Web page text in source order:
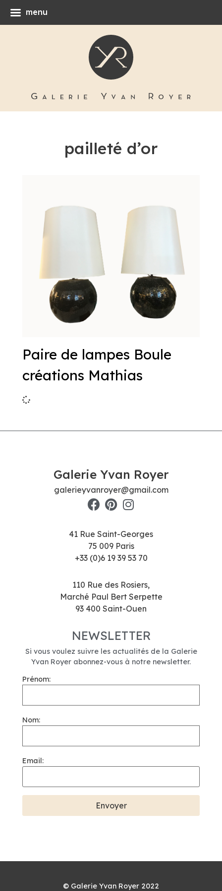
pailleté d’or
Paire de lampes Boule
créations Mathias
Galerie Yvan Royer
galerieyvanroyer@gmail.com
41 Rue Saint-Georges
75 009 Paris
+33 (0)6 19 39 53 70
110 Rue des Rosiers,
Marché Paul Bert Serpette
93 400 Saint-Ouen
NEWSLETTER
Si vous voulez suivre les actualités de la Galerie
Yvan Royer abonnez-vous à notre newsletter.
Prénom:
Nom:
Email:
© Galerie Yvan Royer 2022
menu